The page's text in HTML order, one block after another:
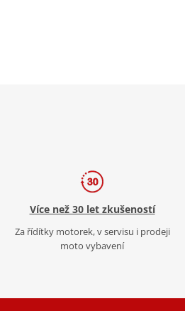
Více než 30 let zkušeností
Za řídítky motorek, v servisu i prodeji
moto vybavení